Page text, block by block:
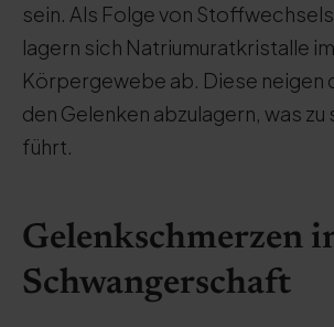
sein. Als Folge von
lagern sich Natriumuratkristalle im
Körpergewebe ab. Diese neigen
den Gelenken abzulagern, was zu
führt.
Gelenkschmerzen
Schwangerschaft